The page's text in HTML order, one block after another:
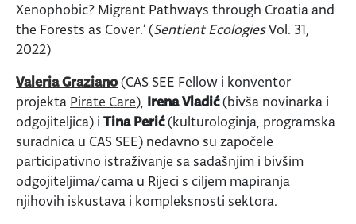
Xenophobic? Migrant Pathways through Croatia and
the Forests as Cover.’ (Sentient EcologiesVol. 31,
2022)
Valeria Graziano(CAS SEE Fellow i konventor
projekta Pirate Care), Irena Vladić(bivša novinarka i
odgojiteljica) i Tina Perić(kulturologinja, programska
suradnica u CAS SEE) nedavno su započele
participativno istraživanje sa sadašnjim i bivšim
odgojiteljima/cama u Rijeci s ciljem mapiranja
njihovih iskustava i kompleksnosti sektora.